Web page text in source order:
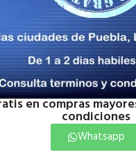
en compras
condiciones
Whatsapp